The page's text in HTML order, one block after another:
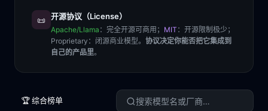
📜 开源协议（License）
Apache/Llama ：完全开源可商用； MIT ：开源限制极少；
Proprietary ：闭源商业模型。 协议决定你能否把它集成到
自己的产品里。
🏆 综合榜单